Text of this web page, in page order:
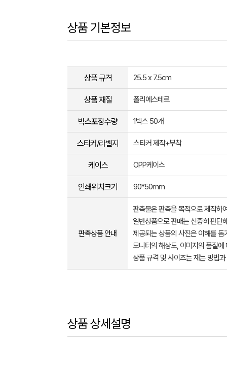
상품 기본정보
상품 규격 25.5 x 7.5cm
상품 재질 폴리에스테르
박스포장수량 1박스 50개
스티커/라벨지 스티커 제작+부착
케이스 OPP케이스
인쇄위치크기 90*50mm
판촉상품 안내
판촉물은 판촉을 목적으로 제작하
일반상품으로 판매는 신중히 판단
제공되는 상품의 사진은 이해를
모니터의 해상도, 이미지의 품질
상품 규격 및 사이즈는 재는 방법
상품 상세설명